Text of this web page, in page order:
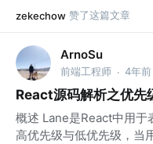
zekechow 赞了这篇文章
ArnoSu
前端工程师 · 4年前
React源码解析之优先
概述 Lane是React中用于
高优先级与低优先级，当